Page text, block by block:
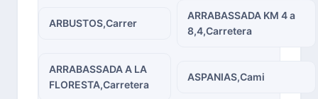
ARBUSTOS,Carrer
ARRABASSADA KM 4 a
8,4,Carretera
ARRABASSADA A LA
FLORESTA,Carretera
ASPANIAS,Cami